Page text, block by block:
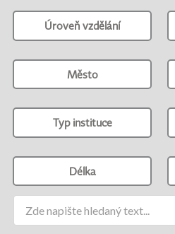
Úroveň vzdělání
Město
Typ instituce
Délka